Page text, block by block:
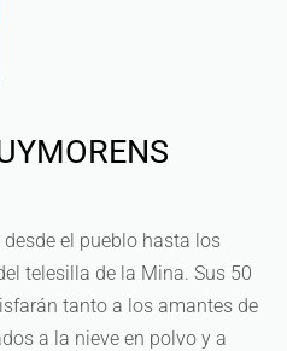
el pueblo hasta los
telesilla de la Mina. Sus 50
tanto a los amantes de
a la nieve en polvo y a